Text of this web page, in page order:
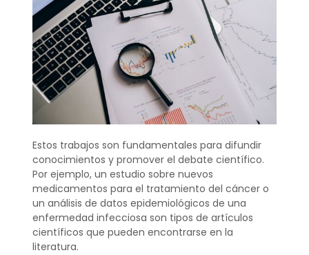
Estos trabajos son fundamentales para difundir
conocimientos y promover el debate científico.
Por ejemplo, un estudio sobre nuevos
medicamentos para el tratamiento del cáncer o
un análisis de datos epidemiológicos de una
enfermedad infecciosa son tipos de artículos
científicos que pueden encontrarse en la
literatura.